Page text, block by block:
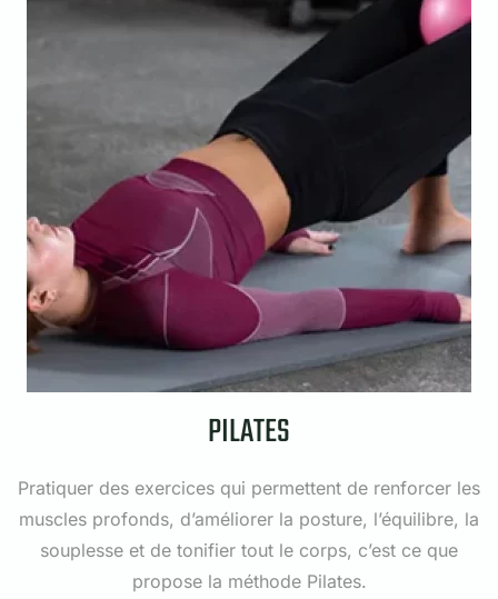
PILATES
Pratiquer des exercices qui permettent de renforcer les
muscles profonds, d’améliorer la posture, l’équilibre, la
souplesse et de tonifier tout le corps, c’est ce que
propose la méthode Pilates.